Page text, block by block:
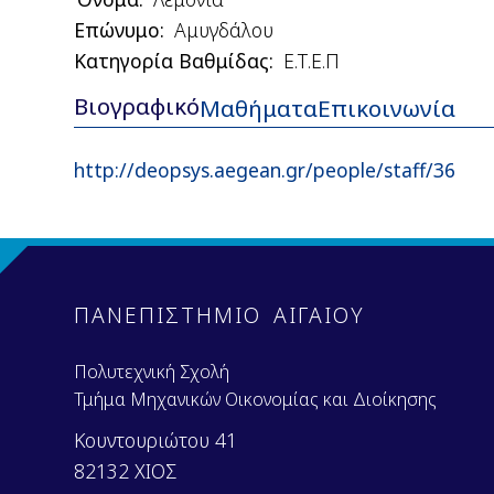
Επώνυμο Αμυγδάλου
Κατηγορία Βαθμίδας
Ε.Τ.Ε.Π
Βιογραφικό(ενεργή
ΜαθήματαΕπικοινωνία
http://deopsys.aegean.gr/people/staff/36
ΠΑΝΕΠΙΣΤΗΜΙΟ ΑΙΓΑΙΟΥ
Πολυτεχνική Σχολή
Τμήμα Μηχανικών Οικονομίας και Διοίκησης
Κουντουριώτου 41
82132 ΧΙΟΣ